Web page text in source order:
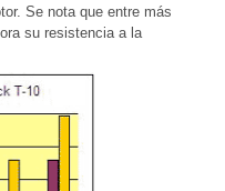
Se nota que entre más
su resistencia a la